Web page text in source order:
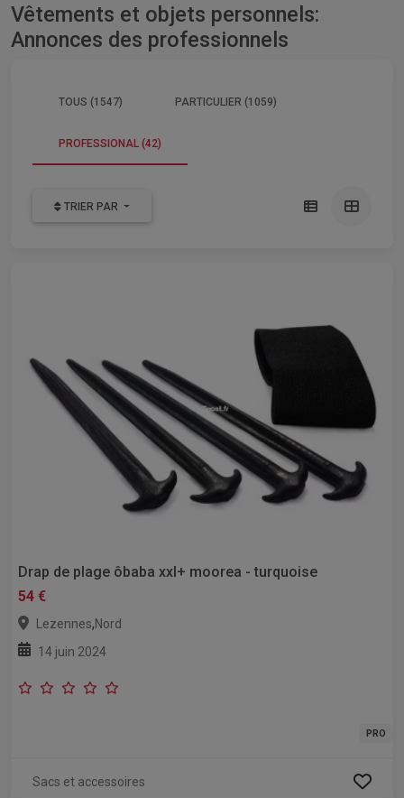
Vêtements et objets personnels:
Annonces des professionnels
TOUS (1547) PARTICULIER (1059)
PROFESSIONAL (42)
TRIER PAR
Drap de plage ôbaba xxl+ moorea - turquoise
54 €
Lezennes,Nord
14 juin 2024
PRO
Sacs et accessoires